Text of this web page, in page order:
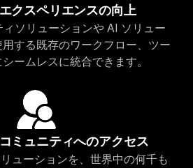
クスペリエンスの向上
ソリューションや AI ソリュー
する既存のワークフロー、ツー
ームレスに統合できます。
ミュニティへのアクセス
ューションを、世界中の何千も